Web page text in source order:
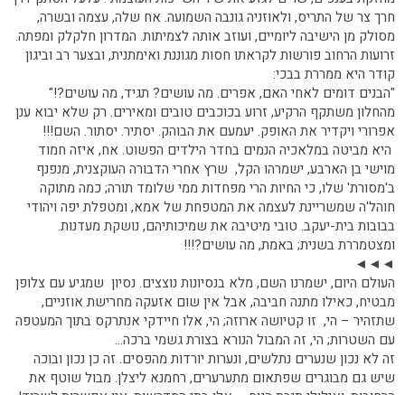
חרך צר של התריס, ולאוזניה גונבה השמועה. אח שלה, עצמה ובשרה,
מסולק מן הישיבה ליומיים, ועוזב אותה לצמיתות. המדרון חלקלק ומפתה.
זרועות הרחוב פורשות לקראתו חסות מגוננת ואימתנית, ובצער רב וביגון
קודר היא ממררת בבכי:
"הבנים דומים לאחי האם, אפרים. מה עושים? תגיד, מה עושים?!"
מהחלון משתקף הרקיע, זרוע בכוכבים טובים ומאירים. רק שלא יבוא ענן
אפרורי ויקדיר את האופק. יעמעם את הבוהק. יסתיר. יסתור. השם!!!
היא מביטה במלאכיה הנמים בחדר הילדים הפשוט. אח, איזה חמוד
מוישי בן הארבע, ישמרהו הקל, שרץ אחרי הדבורה העוקצנית, מנפנף
ב'מסורת' שלו, כי החיות הרי מפחדות ממי שלומד תורה; כמה מתוקה
חוהל'ה שמשריינת לעצמה את המטפחת של אמא, ומטפלת יפה ויהודי
בבובות בית-יעקב. טובי מיטיבה את שמיכותיהם, נושקת מעדנות.
ומצטמררת בשנית; באמת, מה עושים?!!!
◄◄◄
העולם היום, ישמרנו השם, מלא בנסיונות נוצצים. נסיון שמגיע עם צלופן
מבטיח, כאילו מתנה חביבה, אבל אין שום אזעקה מחרישת אוזניים,
שתזהיר – הי, זו קטיושה ארוזה; הי, אלו חיידקי אנתרקס בתוך המעטפה
עם השטרות; הי, זה המבול הנורא בצורת גשמי ברכה...
זה לא נכון שנערים נתלשים, ונערות יורדות מהפסים. זה כן נכון ובוכה
שיש גם מבוגרים שפתאום מתערערים, רחמנא ליצלן. מבול שוטף את